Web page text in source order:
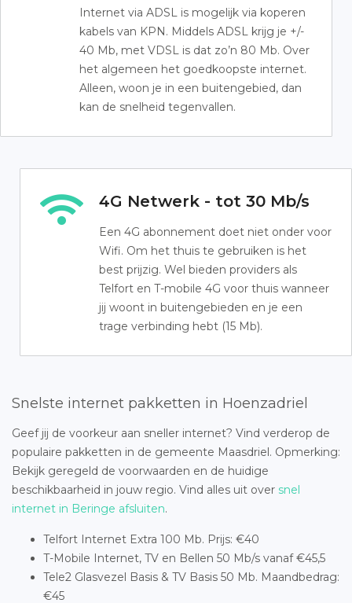
Internet via ADSL is mogelijk via koperen
kabels van KPN. Middels ADSL krijg je +/-
40 Mb, met VDSL is dat zo’n 80 Mb. Over
het algemeen het goedkoopste internet.
Alleen, woon je in een buitengebied, dan
kan de snelheid tegenvallen.
4G Netwerk - tot 30 Mb/s
Een 4G abonnement doet niet onder voor
Wifi. Om het thuis te gebruiken is het
best prijzig. Wel bieden providers als
Telfort en T-mobile 4G voor thuis wanneer
jij woont in buitengebieden en je een
trage verbinding hebt (15 Mb).
Snelste internet pakketten in Hoenzadriel
Geef jij de voorkeur aan sneller internet? Vind verderop de
populaire pakketten in de gemeente Maasdriel. Opmerking:
Bekijk geregeld de voorwaarden en de huidige
beschikbaarheid in jouw regio. Vind alles uit over snel
internet in Beringe afsluiten.
Telfort Internet Extra 100 Mb. Prijs: €40
T-Mobile Internet, TV en Bellen 50 Mb/s vanaf €45,5
Tele2 Glasvezel Basis & TV Basis 50 Mb. Maandbedrag:
€45